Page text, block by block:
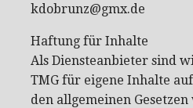
kdobrunz@gmx.de
Haftung für Inhalte
Als Diensteanbieter sind
TMG für eigene Inhalte
den allgemeinen